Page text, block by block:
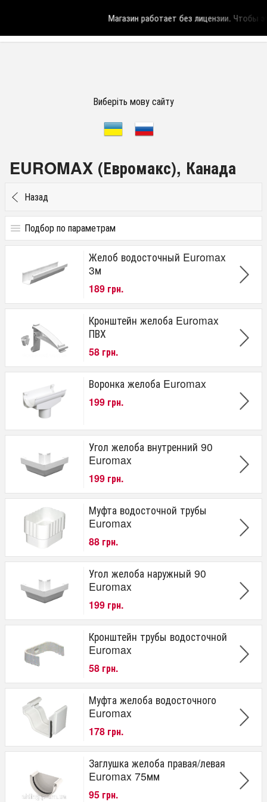
Магазин работает без лицензии.Чтобы
Виберіть мову сайту
EUROMAX (Евромакс), Канада
Назад
Подбор по параметрам
Цена
от до
Желоб
Угол внутренний/наружный 90 град.
Воронка проходная
Заглушка правая/левая
Держатель желоба ПВХ
Соединитель трубы
Хомут трубы трубы ПВХ без шпильки
Материал
Диаметр желоба
120 мм
75 мм
Производитель
Euromax
Страна производитель
Канада
Гарантия
20 лет
Желоб водосточный Euromax
3м
189 грн.
Кронштейн желоба Euromax
ПВХ
58 грн.
Воронка желоба Euromax
199 грн.
Угол желоба внутренний 90
Euromax
199 грн.
Муфта водосточной трубы
Euromax
88 грн.
Угол желоба наружный 90
Euromax
199 грн.
Кронштейн трубы водосточной
Euromax
58 грн.
Муфта желоба водосточного
Euromax
178 грн.
Заглушка желоба правая/левая
Euromax 75мм
95 грн.